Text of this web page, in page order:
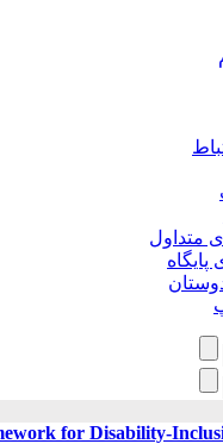
متداول
for Disability-